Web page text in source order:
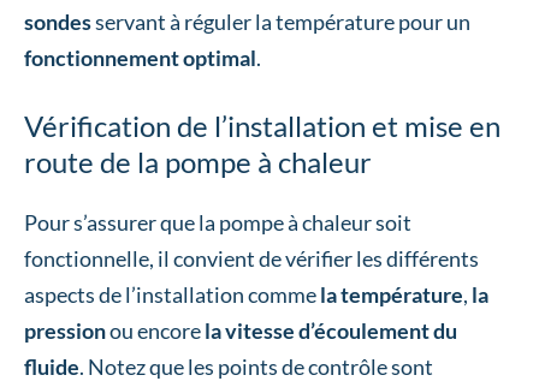
sondesservant à réguler la température pour un
fonctionnement optimal.
Vérification de l’installation et mise en
route de la pompe à chaleur
Pour s’assurer que la pompe à chaleur soit
fonctionnelle, il convient de vérifier les différents
aspects de l’installation commela température, la
pressionou encorela vitesse d’écoulement du
fluide. Notez que les points de contrôle sont